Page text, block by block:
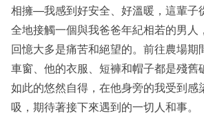
相擁—我感到好安全、好溫暖，這輩子
全地接觸一個與我爸爸年紀相若的男人
回憶大多是痛苦和絕望的。前往農場期
車窗、他的衣服、短褲和帽子都是殘舊
如此的悠然自得，在他身旁的我受到感
吸，期待著接下來遇到的一切人和事。